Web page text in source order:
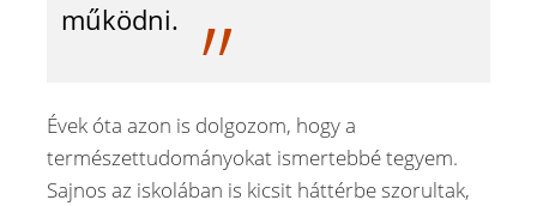
működni.
Évek óta azon is dolgozom, hogy a
természettudományokat ismertebbé tegyem.
Sajnos az iskolában is kicsit háttérbe szorultak,